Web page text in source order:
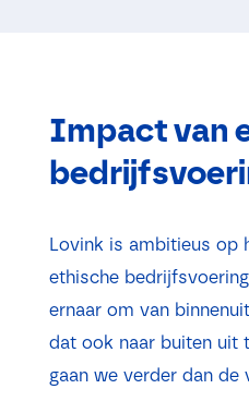
Impact van
Lovink is ambitieus op
ethische
ernaar om van
dat ook naar buiten uit
gaan we verder dan de